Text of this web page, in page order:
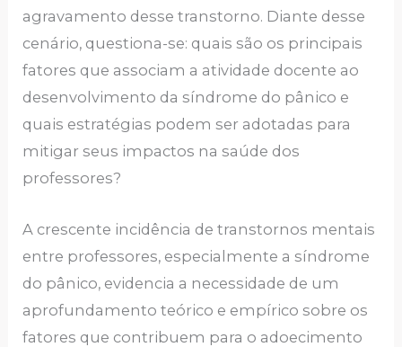
agravamento desse transtorno. Diante desse
cenário, questiona-se: quais são os principais
fatores que associam a atividade docente ao
desenvolvimento da síndrome do pânico e
quais estratégias podem ser adotadas para
mitigar seus impactos na saúde dos
professores?
A crescente incidência de transtornos mentais
entre professores, especialmente a síndrome
do pânico, evidencia a necessidade de um
aprofundamento teórico e empírico sobre os
fatores que contribuem para o adoecimento